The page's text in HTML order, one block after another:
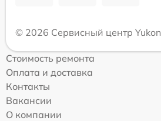
© 2026 Сервисный центр Yukon
Стоимость ремонта
Оплата и доставка
Контакты
Вакансии
О компании